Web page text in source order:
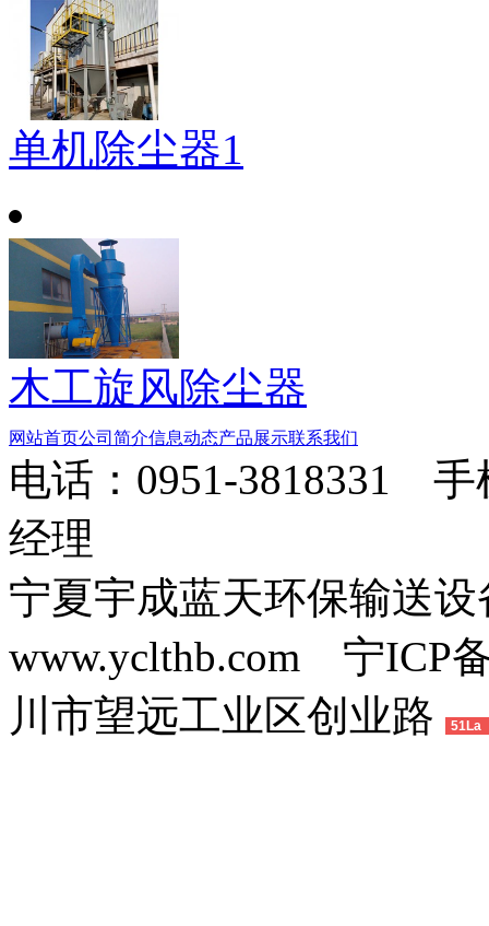
单机除尘器1
木工旋风除尘器
网站首页公司简介信息动态产品展示联系我们
电话：0951-3818331 手
经理
宁夏宇成蓝天环保输送
www.yclthb.com 宁ICP
川市望远工业区创业路
51La